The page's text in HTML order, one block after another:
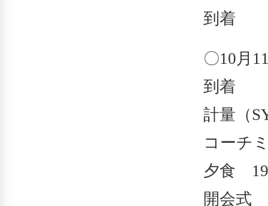
到着
〇10月
到着
計量（
コーチ
夕食 19
開会式